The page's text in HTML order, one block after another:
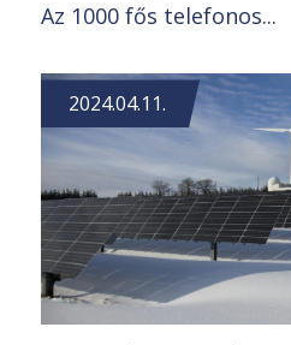
Az 1000 fős telefonos...
2024.04.11.